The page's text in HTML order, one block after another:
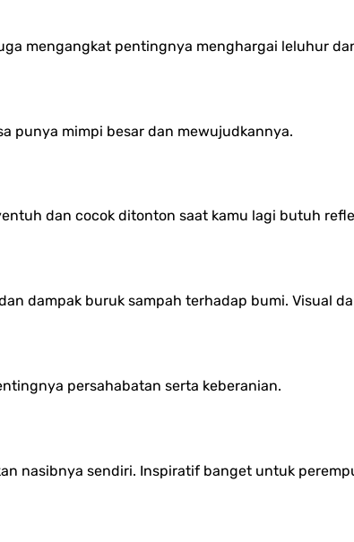
mengangkat pentingnya menghargai leluhur
punya mimpi besar dan mewujudkannya.
dan cocok ditonton saat kamu lagi butuh
dampak buruk sampah terhadap bumi. Visual
persahabatan serta keberanian.
nasibnya sendiri. Inspiratif banget untuk